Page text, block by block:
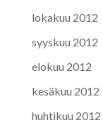
lokakuu 2012
syyskuu 2012
elokuu 2012
kesäkuu 2012
huhtikuu 2012